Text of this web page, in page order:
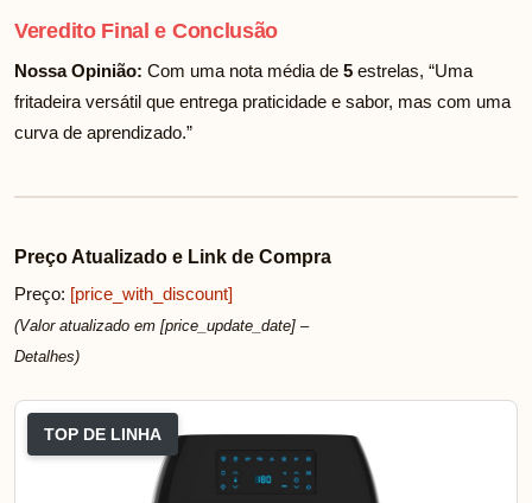
Veredito Final e Conclusão
Nossa Opinião: Com uma nota média de 5 estrelas, “Uma
fritadeira versátil que entrega praticidade e sabor, mas com uma
curva de aprendizado.”
Preço Atualizado e Link de Compra
Preço: [price_with_discount]
(Valor atualizado em [price_update_date] –
Detalhes)
TOP DE LINHA